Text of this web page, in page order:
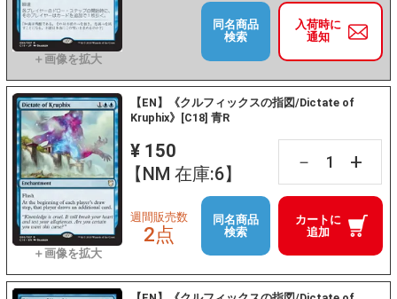
入荷時に
通知
同名商品
検索
【EN】《クルフィックスの指図/Dictate of
Kruphix》[C18] 青R
¥ 150
【NM 在庫:6】
－ +
カートに
追加
週間販売数
2点
同名商品
検索